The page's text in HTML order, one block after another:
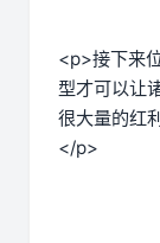
<p>接下来
型才可以让
很大量的红
</p>